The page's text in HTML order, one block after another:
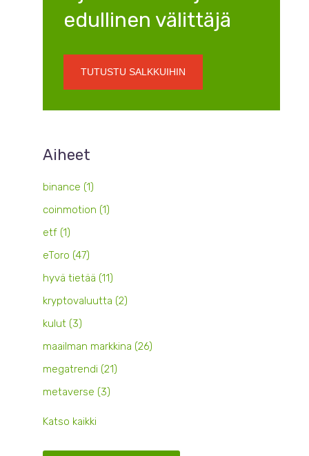
edullinen välittäjä
TUTUSTU SALKKUIHIN
Aiheet
binance (1)
coinmotion (1)
etf (1)
eToro (47)
hyvä tietää (11)
kryptovaluutta (2)
kulut (3)
maailman markkina (26)
megatrendi (21)
metaverse (3)
Katso kaikki